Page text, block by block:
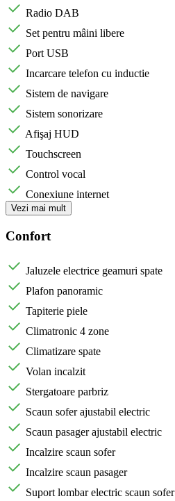
Radio DAB
Set pentru mâini libere
Port USB
Incarcare telefon cu inductie
Sistem de navigare
Sistem sonorizare
Afişaj HUD
Touchscreen
Control vocal
Conexiune internet
Vezi mai mult
Confort
Jaluzele electrice geamuri spate
Plafon panoramic
Tapiterie piele
Climatronic 4 zone
Climatizare spate
Volan incalzit
Stergatoare parbriz
Scaun sofer ajustabil electric
Scaun pasager ajustabil electric
Incalzire scaun sofer
Incalzire scaun pasager
Suport lombar electric scaun sofer